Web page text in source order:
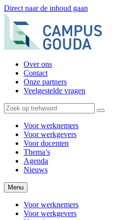
Direct naar de inhoud gaan
Over ons
Contact
Onze partners
Veelgestelde vragen
Voor werknemers
Voor werkgevers
Voor docenten
Thema’s
Agenda
Nieuws
Menu
Voor werknemers
Voor werkgevers